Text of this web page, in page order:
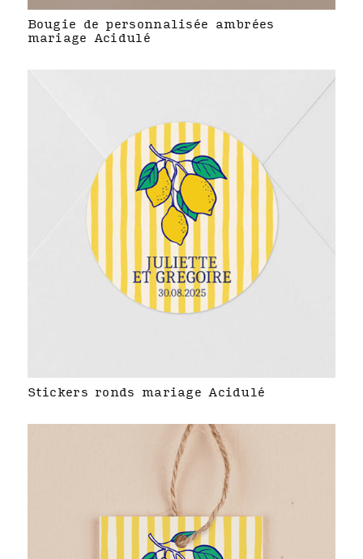
Bougie de personnalisée ambrées
mariage Acidulé
Stickers ronds mariage Acidulé